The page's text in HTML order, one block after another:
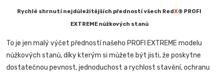
Rychlé shrnutí nejdůležitějších předností všech RedX® PROFI
EXTREME nůžkových stanů
To je jen malý výčet předností našeho PROFI EXTREME modelu
nůžkových stanů, díky kterým si můžete být jisti, že poskytne
dostatečnou pevnost, jednoduchost a rychlost stavění, ochranu